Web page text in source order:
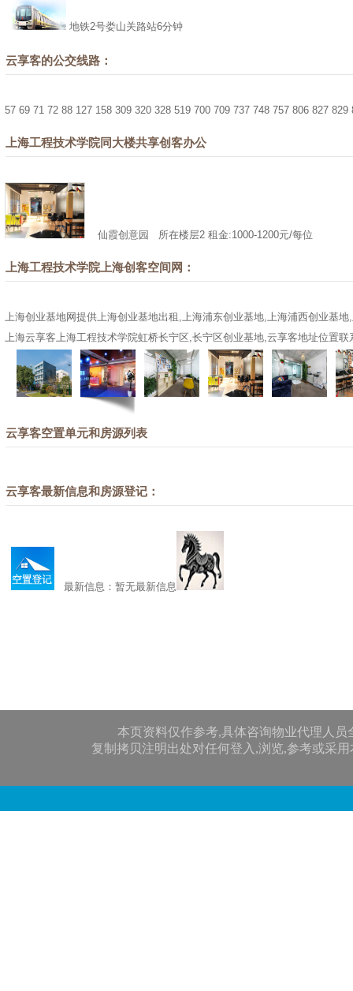
地铁2号娄山关路站6分钟
云享客的公交线路：
57 69 71 72 88 127 158 309 320 328 519 700 709 737 748 757 806 827 829
上海工程技术学院同大楼共享创客办公
仙霞创意园 所在楼层2 租金:1000-1200元/每位
上海工程技术学院上海创客空间网：
上海创业基地网提供上海创业基地出租,上海浦东创业基地,上海浦西创业基
上海云享客上海工程技术学院虹桥长宁区,长宁区创业基地,云享客地址位置
云享客空置单元和房源列表
云享客最新信息和房源登记：
最新信息：暂无最新信息
本页资料仅作参考,具体咨询物业代理人员
复制拷贝注明出处对任何登入,浏览,参考或采